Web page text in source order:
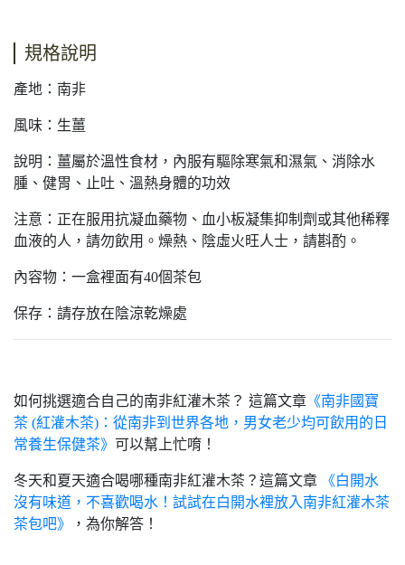
規格說明
產地：南非
風味：生薑
說明：薑屬於溫性食材，內服有驅除寒氣和濕氣、消除水
腫、健胃、止吐、溫熱身體的功效
注意：正在服用抗凝血藥物、血小板凝集抑制劑或其他稀釋
血液的人，請勿飲用。 燥熱、陰虛火旺人士，請斟酌。
內容物：一盒裡面有40個茶包
保存：請存放在陰涼乾燥處
如何挑選適合自己的南非紅灌木茶？ 這篇文章 《南非國寶
茶 (紅灌木茶)：從南非到世界各地，男女老少均可飲用的日
常養生保健茶》 可以幫上忙唷！
冬天和夏天適合喝哪種南非紅灌木茶？這篇文章
《白開水
沒有味道，不喜歡喝水！試試在白開水裡放入南非紅灌木茶
茶包吧》
，為你解答！